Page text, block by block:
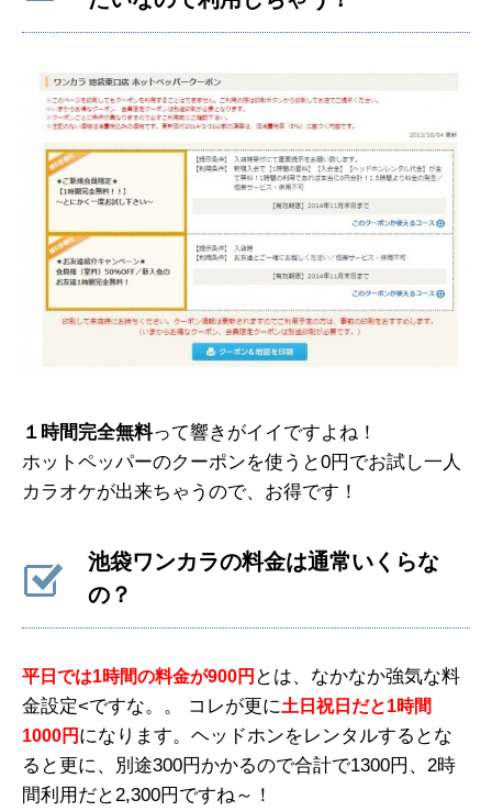
１時間完全無料って響きがイイですよね！
ホットペッパーのクーポンを使うと0円でお試し一人
カラオケが出来ちゃうので、お得です！
池袋ワンカラの料金は通常いくらな
の？
平日では1時間の料金が900円 とは、なかなか強気な料
金設定<ですな。。 コレが更に土日祝日だと1時間
1000円 になります。ヘッドホンをレンタルするとな
ると更に、別途300円かかるので合計で1300円、2時
間利用だと2,300円ですね～！